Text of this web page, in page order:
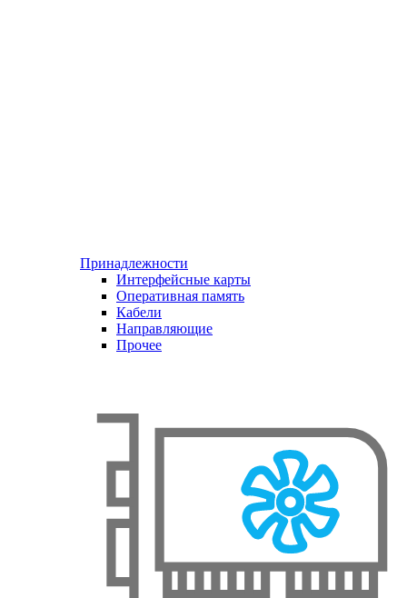
Принадлежности
Интерфейсные карты
Оперативная память
Кабели
Направляющие
Прочее